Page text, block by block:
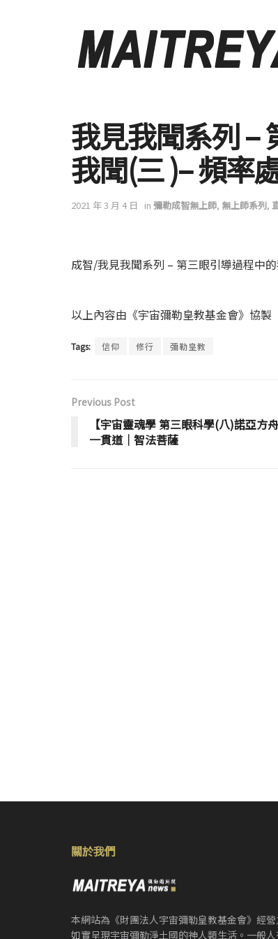
我見我聞系列 –
我聞(三 )– 頻率
2021 年 3 月 4 日 in 彌勒成智無上師, 無上師系列,
成智/我見我聞系列 – 第三眼引導過程中
以上內容由《宇宙彌勒皇教基金會》協製
Tags: 信仰 修行 彌勒皇教
Previous Post
【宇宙靈魂學 第三眼科學(八)諾亞方
一貫道│智法菩薩
關於我們
本網站為《財團法人宇宙彌勒皇教基金會》經營
如實呈現宇宙彌勒淨土國的神人類生活。一般